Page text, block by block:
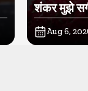
शंकर मुझे
Aug 6,